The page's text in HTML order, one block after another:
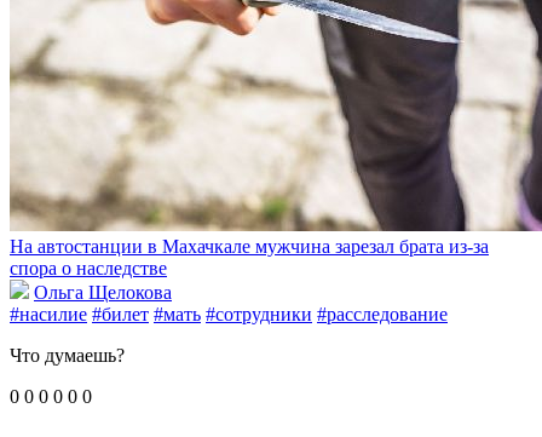
На автостанции в Махачкале мужчина зарезал брата из-за
спора о наследстве
Ольга Щелокова
#насилие #билет #мать #сотрудники #расследование
Что думаешь?
0 0 0 0 0 0